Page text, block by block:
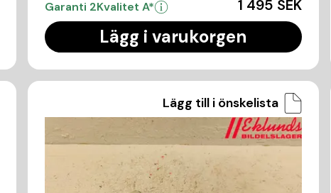
Garanti 2Kvalitet A* 1 495 SEK
Lägg i varukorgen
Lägg till i önskelista